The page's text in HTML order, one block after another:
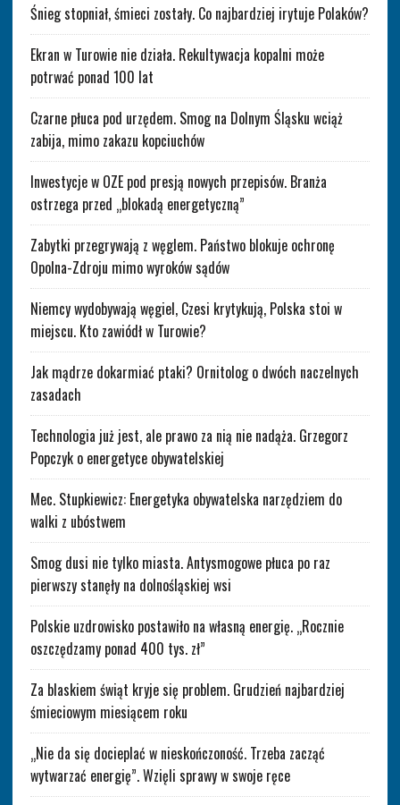
Śnieg stopniał, śmieci zostały. Co najbardziej irytuje Polaków?
Ekran w Turowie nie działa. Rekultywacja kopalni może
potrwać ponad 100 lat
Czarne płuca pod urzędem. Smog na Dolnym Śląsku wciąż
zabija, mimo zakazu kopciuchów
Inwestycje w OZE pod presją nowych przepisów. Branża
ostrzega przed „blokadą energetyczną”
Zabytki przegrywają z węglem. Państwo blokuje ochronę
Opolna-Zdroju mimo wyroków sądów
Niemcy wydobywają węgiel, Czesi krytykują, Polska stoi w
miejscu. Kto zawiódł w Turowie?
Jak mądrze dokarmiać ptaki? Ornitolog o dwóch naczelnych
zasadach
Technologia już jest, ale prawo za nią nie nadąża. Grzegorz
Popczyk o energetyce obywatelskiej
Mec. Stupkiewicz: Energetyka obywatelska narzędziem do
walki z ubóstwem
Smog dusi nie tylko miasta. Antysmogowe płuca po raz
pierwszy stanęły na dolnośląskiej wsi
Polskie uzdrowisko postawiło na własną energię. „Rocznie
oszczędzamy ponad 400 tys. zł”
Za blaskiem świąt kryje się problem. Grudzień najbardziej
śmieciowym miesiącem roku
„Nie da się docieplać w nieskończoność. Trzeba zacząć
wytwarzać energię”. Wzięli sprawy w swoje ręce